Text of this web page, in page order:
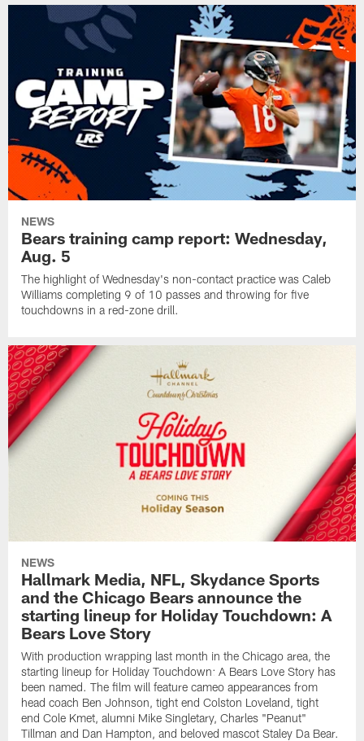
NEWS
Bears training camp report: Wednesday,
Aug. 5
The highlight of Wednesday's non-contact practice was Caleb
Williams completing 9 of 10 passes and throwing for five
touchdowns in a red-zone drill.
NEWS
Hallmark Media, NFL, Skydance Sports
and the Chicago Bears announce the
starting lineup for Holiday Touchdown: A
Bears Love Story
With production wrapping last month in the Chicago area, the
starting lineup for Holiday Touchdown: A Bears Love Story has
been named. The film will feature cameo appearances from
head coach Ben Johnson, tight end Colston Loveland, tight
end Cole Kmet, alumni Mike Singletary, Charles "Peanut"
Tillman and Dan Hampton, and beloved mascot Staley Da Bear.